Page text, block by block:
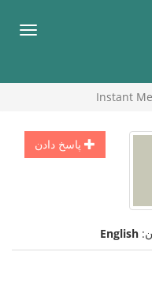
Instant
پاسخ دادن
English